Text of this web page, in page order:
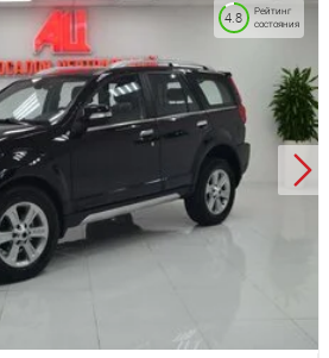
Рейтинг
состояния
4.8